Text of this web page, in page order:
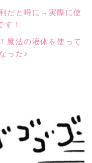
だと噂に→実際に使
！
魔法の液体を使って
った♪